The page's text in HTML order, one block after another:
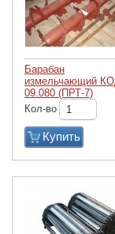
Барабан
измельчающий
09.080 (ПРТ-7)
Кол-во
Купить